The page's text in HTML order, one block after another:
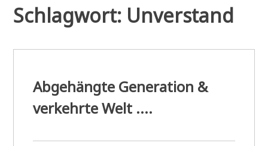
Schlagwort: Unverstand
Abgehängte Generation &
verkehrte Welt ....